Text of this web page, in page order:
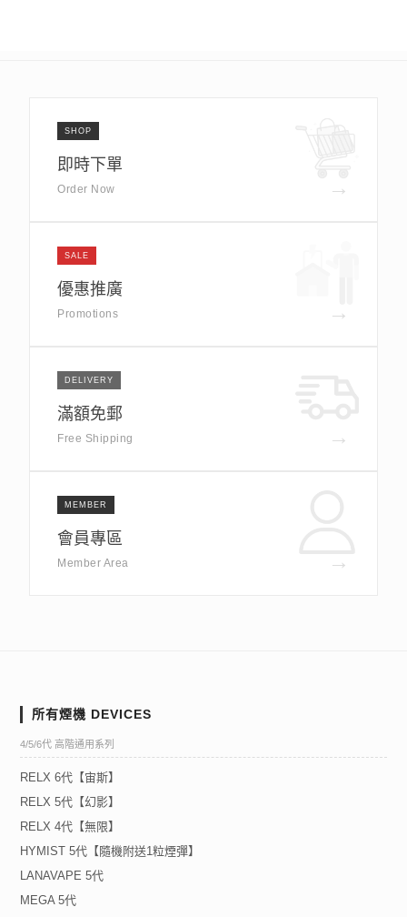
SHOP
即時下單
Order Now →
SALE
優惠推廣
Promotions →
DELIVERY
滿額免郵
Free Shipping →
MEMBER
會員專區
Member Area →
所有煙機 DEVICES
4/5/6代 高階通用系列
RELX 6代【宙斯】
RELX 5代【幻影】
RELX 4代【無限】
HYMIST 5代【隨機附送1粒煙彈】
LANAVAPE 5代
MEGA 5代